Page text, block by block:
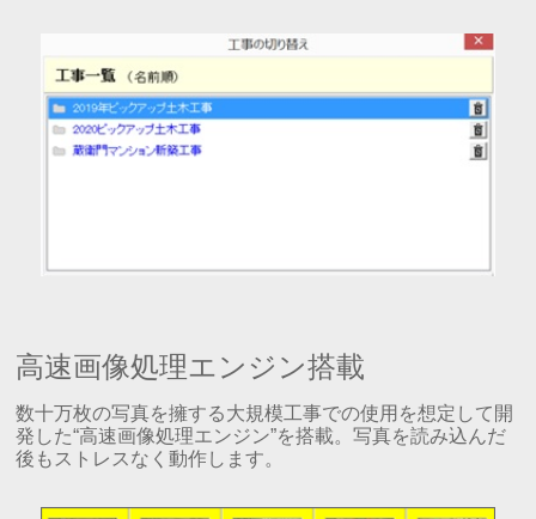
高速画像処理エンジン搭載
数十万枚の写真を擁する大規模工事での使用を想定して開
発した“高速画像処理エンジン”を搭載。写真を読み込んだ
後もストレスなく動作します。